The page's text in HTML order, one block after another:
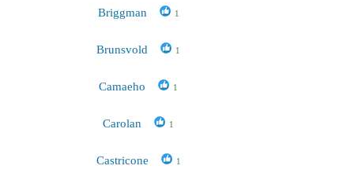
Briggman 1
Brunsvold 1
Camaeho 1
Carolan 1
Castricone 1